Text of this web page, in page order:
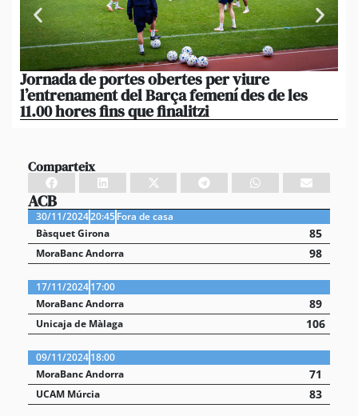
Jornada de portes obertes per viure
l’entrenament del Barça femení des de les
11.00 hores fins que finalitzi
Comparteix
ACB
30/11/202420:45Fora de casa
Bàsquet Girona
85
MoraBanc Andorra 98
17/11/202417:00
MoraBanc Andorra
89
Unicaja de Màlaga 106
09/11/202418:00
MoraBanc Andorra
71
UCAM Múrcia 83